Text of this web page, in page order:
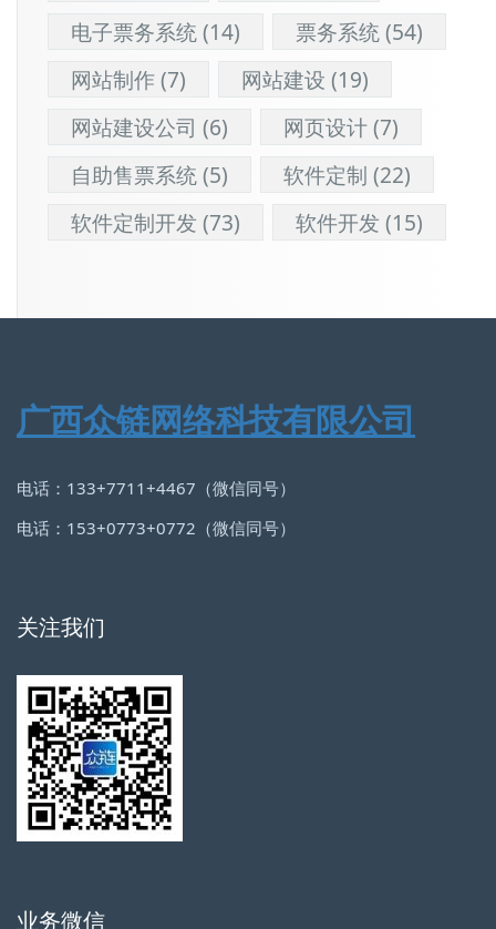
电子票务系统(14) 票务系统(54)
网站制作(7) 网站建设 (19)
网站建设公司 (6) 网页设计(7)
自助售票系统(5) 软件定制 (22)
软件定制开发 (73) 软件开发 (15)
广西众链网络科技有限公司
电话：133+7711+4467（微信同号）
电话：153+0773+0772（微信同号）
关注我们
业务微信